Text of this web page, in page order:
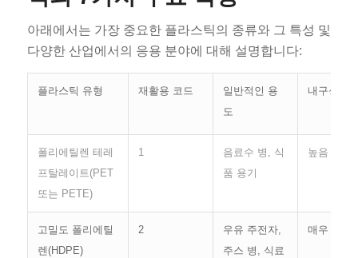
아래에서는 가장 중요한 플라스틱의 종류와 그 특성 및
다양한 산업에서의 응용 분야에 대해 설명합니다:
플라스틱 유형 재활용 코드
일반적인 용
도
내구성
폴리에틸렌 테레
프탈레이트(PET
또는 PETE)
1
음료수 병, 식
품 용기
높음
고밀도 폴리에틸
렌(HDPE)
2
우유 주전자,
주스 병, 식료
매우 높음